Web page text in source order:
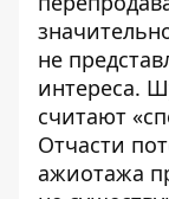
не
интереса.
считают
Отчасти
ажиотажа